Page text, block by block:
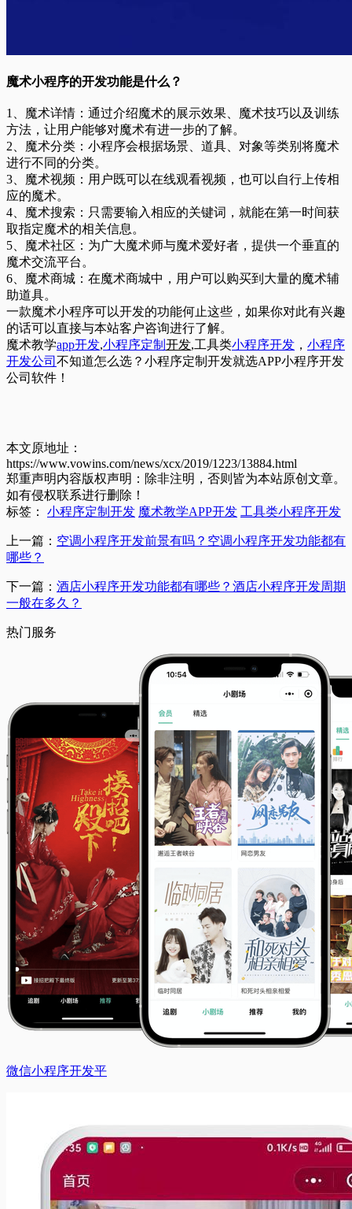
魔术小程序的开发功能是什么？
1、魔术详情：通过介绍魔术的展示效果、魔术技巧以及训练
方法，让用户能够对魔术有进一步的了解。
2、魔术分类：小程序会根据场景、道具、对象等类别将魔术
进行不同的分类。
3、魔术视频：用户既可以在线观看视频，也可以自行上传相
应的魔术。
4、魔术搜索：只需要输入相应的关键词，就能在第一时间获
取指定魔术的相关信息。
5、魔术社区：为广大魔术师与魔术爱好者，提供一个垂直的
魔术交流平台。
6、魔术商城：在魔术商城中，用户可以购买到大量的魔术辅
助道具。
一款魔术小程序可以开发的功能何止这些，如果你对此有兴趣
的话可以直接与本站客户咨询进行了解。
魔术教学app开发,小程序定制 开发,工具类小程序开发 ， 小程序
开发公司 不知道怎么选？小程序定制开发就选APP小程序开发
公司软件！
本文原地址：
https://www.vowins.com/news/xcx/2019/1223/13884.html
郑重声明内容版权声明：除非注明，否则皆为本站原创文章。
如有侵权联系进行删除！
标签：
小程序定制开发 魔术教学APP开发 工具类小程序开发
上一篇： 空调小程序开发前景有吗？空调小程序开发功能都有
哪些？
下一篇： 酒店小程序开发功能都有哪些？酒店小程序开发周期
一般在多久？
热门服务
微信小程序开发平